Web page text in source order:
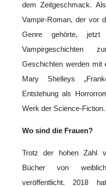
dem Zeitgeschmack.
Vampir-Roman, der vor
Genre gehörte, jetzt
Vampirgeschichten
Geschichten werden mit
Mary Shelleys
Entstehung als
Werk der Science-Fiction.
Wo sind die Frauen?
Trotz der hohen Zahl
Bücher von
veröffentlicht. 2018